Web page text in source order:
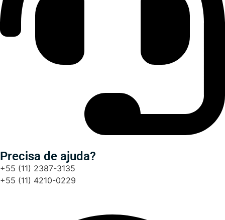
Precisa de ajuda?
+55 (11) 2387-3135
+55 (11) 4210-0229